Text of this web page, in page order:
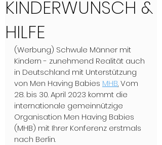
KINDERWUNSCH &
HILFE
(Werbung) Schwule Männer mit
Kindern - zunehmend Realität auch
in Deutschland mit Unterstützung
von Men Having Babies MHB. Vom
28. bis 30. April 2023 kommt die
internationale gemeinnützige
Organisation Men Having Babies
(MHB) mit Ihrer Konferenz erstmals
nach Berlin.